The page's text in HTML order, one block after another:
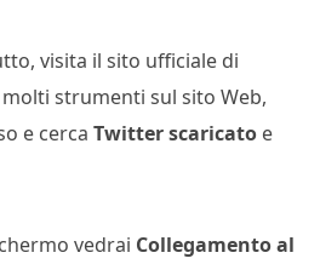
visita il sito ufficiale di
strumenti sul sito Web,
e cerca Twitter scaricato e
vedrai Collegamento al